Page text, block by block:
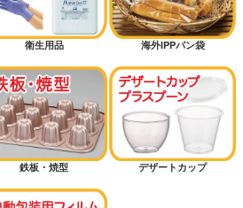
衛生用品 海外IPPパン袋
鉄板・焼型 デザートカップ